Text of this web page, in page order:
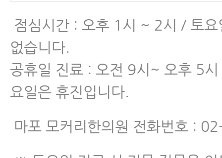
점심시간 : 오후 1시 ~ 2시 / 토요
없습니다.
공휴일 진료 : 오전 9시~ 오후 5
요일은 휴진입니다.
마포 모커리한의원 전화번호 :